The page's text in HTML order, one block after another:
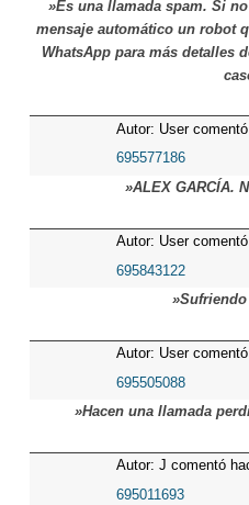
»Es una llamada spam. Si
mensaje automático un robot
WhatsApp para más detalles
Autor: User
695577186
»ALEX GARCÍA.
Autor: User
695843122
Autor: User
695505088
»Hacen una llamada
Autor: J comentó
695011693